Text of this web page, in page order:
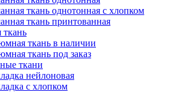
ткань однотонная с хлопком
ткань принтованная
ткань в наличии
ткань под заказ
ткани
нейлоновая
с хлопком